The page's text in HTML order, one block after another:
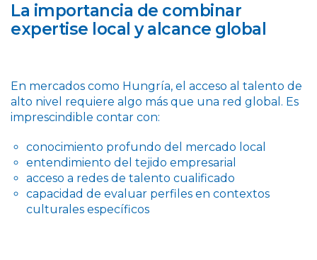
La importancia de combinar
expertise local y alcance global
En mercados como Hungría, el acceso al talento de
alto nivel requiere algo más que una red global. Es
imprescindible contar con:
conocimiento profundo del mercado local
entendimiento del tejido empresarial
acceso a redes de talento cualificado
capacidad de evaluar perfiles en contextos
culturales específicos